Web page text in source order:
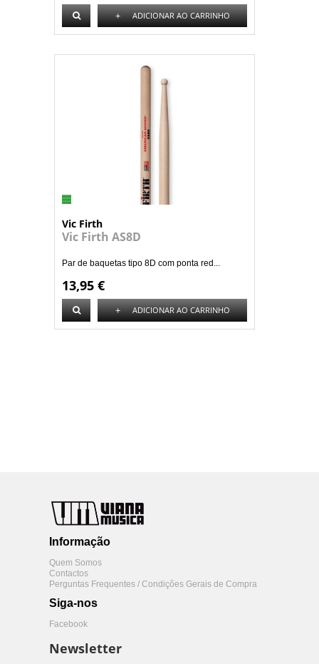
+ ADICIONAR AO CARRINHO
Vic Firth
Vic Firth AS8D
Par de baquetas tipo 8D com ponta red...
13,95 €
+ ADICIONAR AO CARRINHO
Informação
Quem Somos
Contactos
Perguntas Frequentes / Condições Gerais de Compra
Siga-nos
Facebook
Newsletter